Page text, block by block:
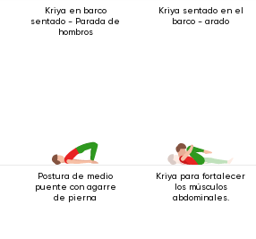
Kriya en barco
sentado - Parada de
hombros
Kriya sentado en el
barco - arado
Postura de medio
puente con agarre
de pierna
Kriya para fortalecer
los músculos
abdominales.